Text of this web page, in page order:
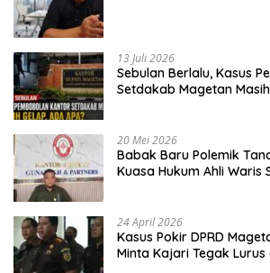
13 Juli 2026
Sebulan Berlalu, Kasus
Setdakab Magetan
20 Mei 2026
Babak Baru Polemik
Kuasa Hukum Ahli Waris
24 April 2026
Kasus Pokir DPRD
Minta Kajari Tegak